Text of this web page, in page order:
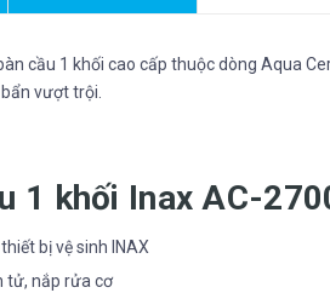
cầu 1 khối cao cấp thuộc dòng Aqua
vượt trội.
1 khối Inax AC-
bị vệ sinh INAX
tử, nắp rửa cơ